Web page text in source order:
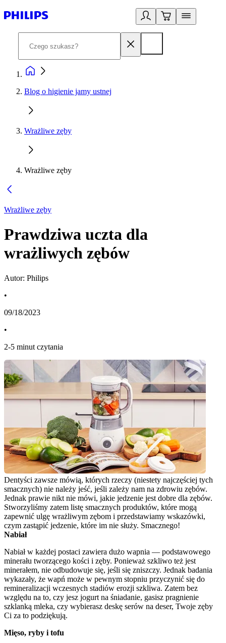
Blog o higienie jamy ustnej
Wrażliwe zęby
Wrażliwe zęby
Wrażliwe zęby
Prawdziwa uczta dla
wrażliwych zębów
Autor: Philips
•
09/18/2023
•
2-5 minut czytania
Dentyści zawsze mówią, których rzeczy (niestety najczęściej tych
smacznych) nie należy jeść, jeśli zależy nam na zdrowiu zębów.
Jednak prawie nikt nie mówi, jakie jedzenie jest dobre dla zębów.
Stworzyliśmy zatem listę smacznych produktów, które mogą
zapewnić ulgę wrażliwym zębom i przedstawiamy wskazówki,
czym zastąpić jedzenie, które im nie służy. Smacznego!
Nabiał
Nabiał w każdej postaci zawiera dużo wapnia — podstawowego
minerału tworzącego kości i zęby. Ponieważ szkliwo też jest
minerałem, nie odbudowuje się, jeśli się zniszczy. Jednak badania
wykazały, że wapń może w pewnym stopniu przyczynić się do
remineralizacji wczesnych stadiów erozji szkliwa. Zatem bez
względu na to, czy jesz jogurt na śniadanie, gasisz pragnienie
szklanką mleka, czy wybierasz deskę serów na deser, Twoje zęby
Ci za to podziękują.
Mięso, ryby i tofu